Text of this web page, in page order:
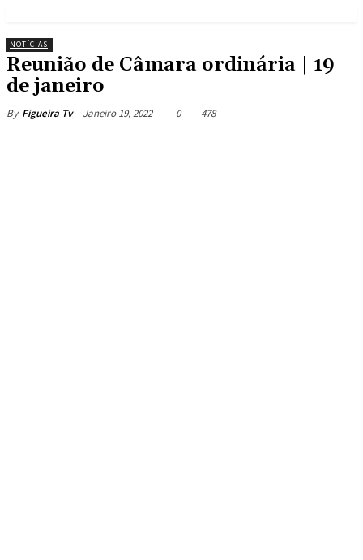
NOTÍCIAS
Reunião de Câmara ordinária | 19
de janeiro
By Figueira Tv Janeiro 19, 2022 0 478